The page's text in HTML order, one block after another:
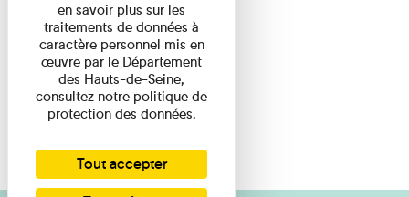
en savoir plus sur les
traitements de données à
caractère personnel mis en
œuvre par le Département
des Hauts-de-Seine,
consultez notre politique de
protection des données.
Tout accepter